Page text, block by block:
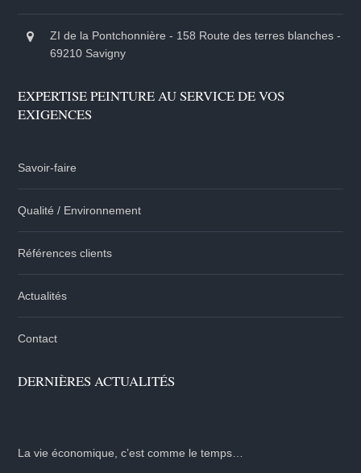
ZI de la Pontchonnière - 158 Route des terres blanches -
69210 Savigny
EXPERTISE PEINTURE AU SERVICE DE VOS
EXIGENCES
Savoir-faire
Qualité / Environnement
Références clients
Actualités
Contact
DERNIÈRES ACTUALITÉS
La vie économique, c’est comme le temps…